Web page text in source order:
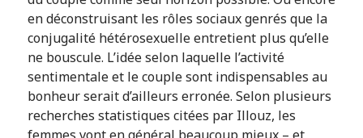
en déconstruisant les rôles sociaux genrés que la
conjugalité hétérosexuelle entretient plus qu’elle
ne bouscule. L’idée selon laquelle l’activité
sentimentale et le couple sont indispensables au
bonheur serait d’ailleurs erronée. Selon plusieurs
recherches statistiques citées par Illouz, les
femmes vont en général beaucoup mieux – et